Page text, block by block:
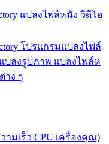
แปลงไฟล์หนัง วิดีโอ
โปรแกรมแปลงไฟล์
ปลงรูปภาพ แปลงไฟล์ห
าง ๆ
ามเร็ว CPU เครื่องคุณ)